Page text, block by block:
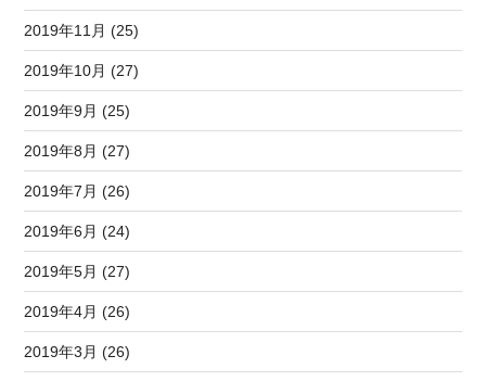
2019年11月 (25)
2019年10月 (27)
2019年9月 (25)
2019年8月 (27)
2019年7月 (26)
2019年6月 (24)
2019年5月 (27)
2019年4月 (26)
2019年3月 (26)